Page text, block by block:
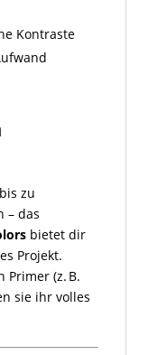
Kontraste
zu
– das
bietet dir
Projekt.
(z. B.
sie ihr volles